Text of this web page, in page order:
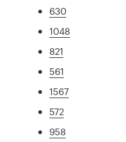
630
1048
821
561
1567
572
958